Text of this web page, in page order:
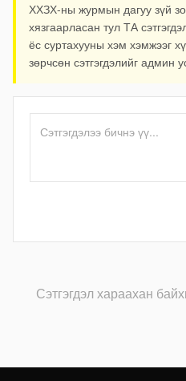
ХХЗХ-ны журмын дагуу зүй
хязгаарласан тул ТА
ёс суртахууны хэм хэмжээг
зөрчсөн сэтгэгдэлийг админ
Сэтгэгдэл хараахан